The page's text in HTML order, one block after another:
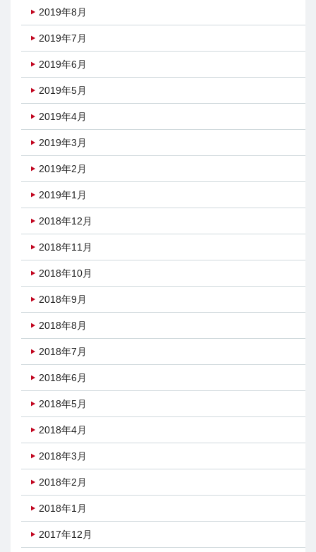
2019年8月
2019年7月
2019年6月
2019年5月
2019年4月
2019年3月
2019年2月
2019年1月
2018年12月
2018年11月
2018年10月
2018年9月
2018年8月
2018年7月
2018年6月
2018年5月
2018年4月
2018年3月
2018年2月
2018年1月
2017年12月